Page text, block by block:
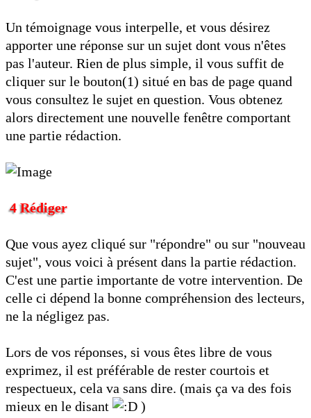
Un témoignage vous interpelle, et vous désirez
apporter une réponse sur un sujet dont vous n'êtes
pas l'auteur. Rien de plus simple, il vous suffit de
cliquer sur le bouton(1) situé en bas de page quand
vous consultez le sujet en question. Vous obtenez
alors directement une nouvelle fenêtre comportant
une partie rédaction.
4 Rédiger
Que vous ayez cliqué sur "répondre" ou sur "nouveau
sujet", vous voici à présent dans la partie rédaction.
C'est une partie importante de votre intervention. De
celle ci dépend la bonne compréhension des lecteurs,
ne la négligez pas.
Lors de vos réponses, si vous êtes libre de vous
exprimez, il est préférable de rester courtois et
respectueux, cela va sans dire. (mais ça va des fois
mieux en le disant
)